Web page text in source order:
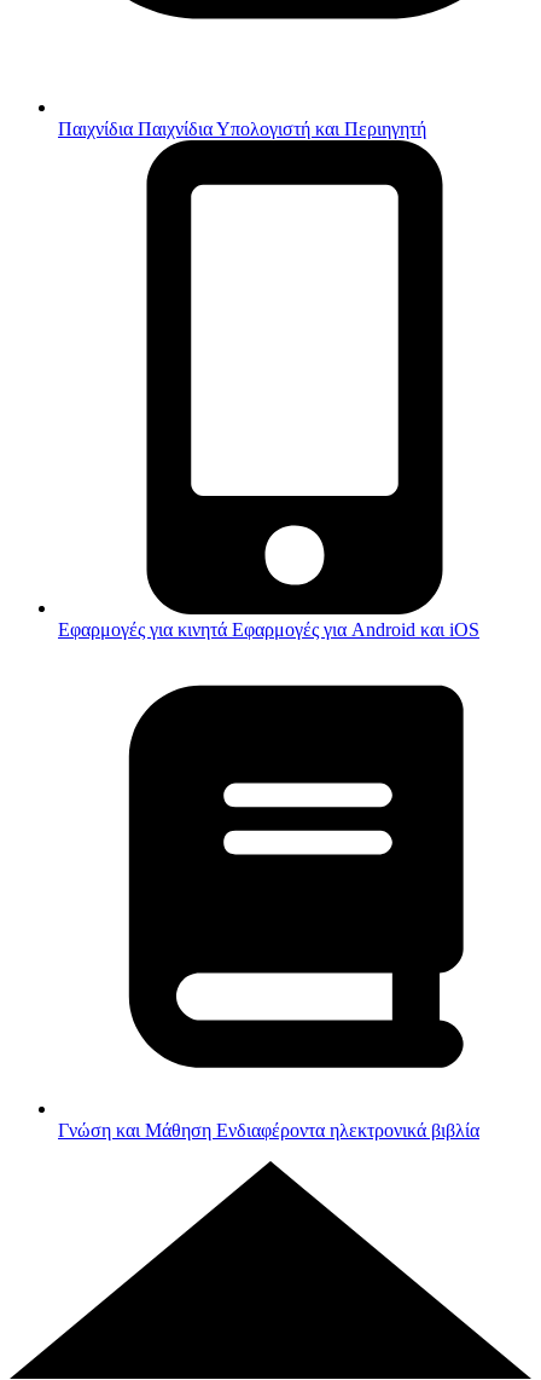
Παιχνίδια Παιχνίδια Υπολογιστή και Περιηγητή
Εφαρμογές για κινητά Εφαρμογές για Android και iOS
Γνώση και Μάθηση Ενδιαφέροντα ηλεκτρονικά βιβλία